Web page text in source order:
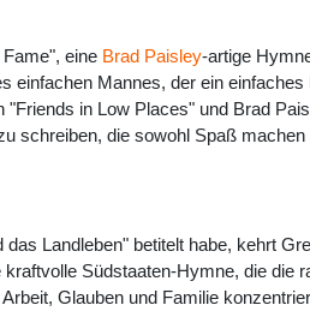
eine Brad Paisley-artige
Mannes, der ein
in Low Places" und Brad
schreiben, die sowohl Spaß
Landleben" betitelt habe, kehrt
Südstaaten-Hymne, die die
Glauben und Familie